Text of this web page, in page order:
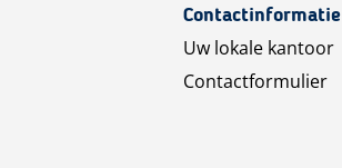
Contactinformatie
Uw lokale kantoor
Contactformulier